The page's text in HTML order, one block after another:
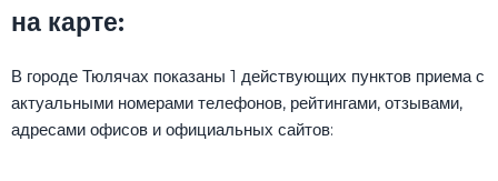
на карте:
В городе Тюлячах показаны 1 действующих пунктов приема с
актуальными номерами телефонов, рейтингами, отзывами,
адресами офисов и официальных сайтов: